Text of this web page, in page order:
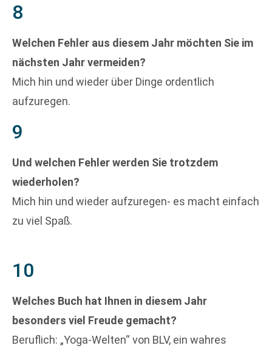
8
Welchen Fehler aus diesem Jahr möchten Sie im
nächsten Jahr vermeiden?
Mich hin und wieder über Dinge ordentlich
aufzuregen.
9
Und welchen Fehler werden Sie trotzdem
wiederholen?
Mich hin und wieder aufzuregen- es macht einfach
zu viel Spaß.
10
Welches Buch hat Ihnen in diesem Jahr
besonders viel Freude gemacht?
Beruflich: „Yoga-Welten“ von BLV, ein wahres